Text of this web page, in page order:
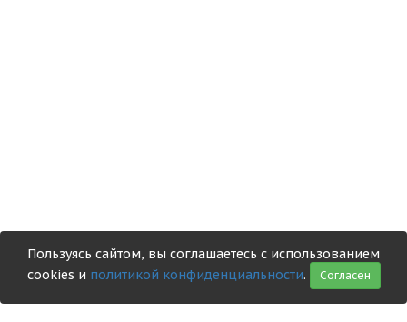
Пользуясь сайтом, вы соглашаетесь с использованием
cookies и политикой конфиденциальности. Согласен